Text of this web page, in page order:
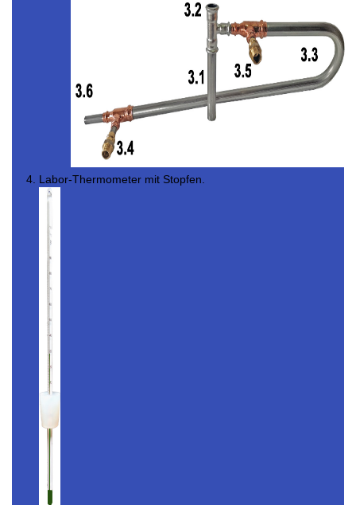
Labor-Thermometer mit Stopfen.